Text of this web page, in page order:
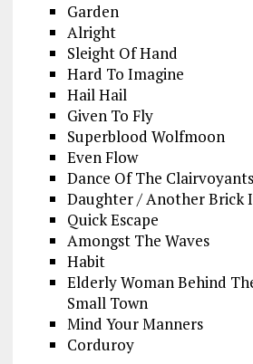
Garden
Alright
Sleight Of Hand
Hard To Imagine
Hail Hail
Given To Fly
Superblood Wolfmoon
Even Flow
Dance Of The Clairvoyants
Daughter / Another Brick
Quick Escape
Amongst The Waves
Habit
Elderly Woman Behind
Small Town
Mind Your Manners
Corduroy